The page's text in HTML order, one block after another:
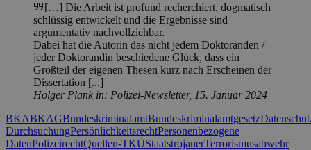
[…] Die Arbeit ist profund recherchiert, dogmatisch
schlüssig entwickelt und die Ergebnisse sind
argumentativ nachvollziehbar.
Dabei hat die Autorin das nicht jedem Doktoranden /
jeder Doktorandin beschiedene Glück, dass ein
Großteil der eigenen Thesen kurz nach Erscheinen der
Dissertation [...]
Holger Plank in: Polizei-Newsletter, 15. Januar 2024
BKABKAGBundeskriminalamtBundeskriminalamtgesetz
DurchsuchungPersönlichkeitsrechtPersonenbezogene
DatenPolizeirechtQuellen-TKÜStaatstrojanerTerrorismusabwehr